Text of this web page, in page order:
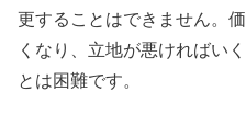
更することはできません。
くなり、立地が悪ければい
とは困難です。